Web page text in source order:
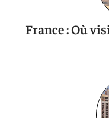
France : Où